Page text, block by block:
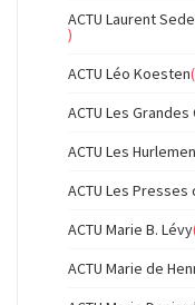
ACTU Laurent
)
ACTU Léo Koesten
ACTU Les
ACTU Les
ACTU Les
ACTU Marie B. Lévy
ACTU Marie de